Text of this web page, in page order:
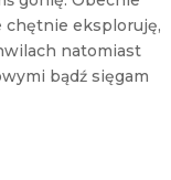
chętnie eksploruję,
natomiast
bądź sięgam